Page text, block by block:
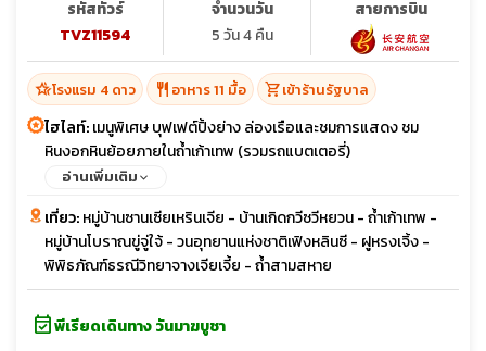
รหัสทัวร์
TVZ11594
จำนวนวัน
5 วัน 4 คืน
สายการบิน
hotel_classโรงแรม 4 ดาว restaurant อาหาร 11 มื้อ shopping_cartเข้าร้านรัฐบาล
ไฮไลท์:เมนูพิเศษ บุฟเฟต์ปิ้งย่าง ล่องเรือและชมการแสดง ชม
หินงอกหินย้อยภายในถ้ำเก้าเทพ (รวมรถแบตเตอรี่)
อ่านเพิ่มเติม
เที่ยว:หมู่บ้านซานเซียเหรินเจีย - บ้านเกิดกวีซวีหยวน - ถ้ำเก้าเทพ -
หมู่บ้านโบราณขู่จู่ใจ้ - วนอุทยานแห่งชาติเฟิงหลินซี - ฝูหรงเจิ้ง -
พิพิธภัณฑ์ธรณีวิทยาจางเจียเจี้ย - ถ้ำสามสหาย
event_availableพีเรียดเดินทาง วันมาฆบูชา